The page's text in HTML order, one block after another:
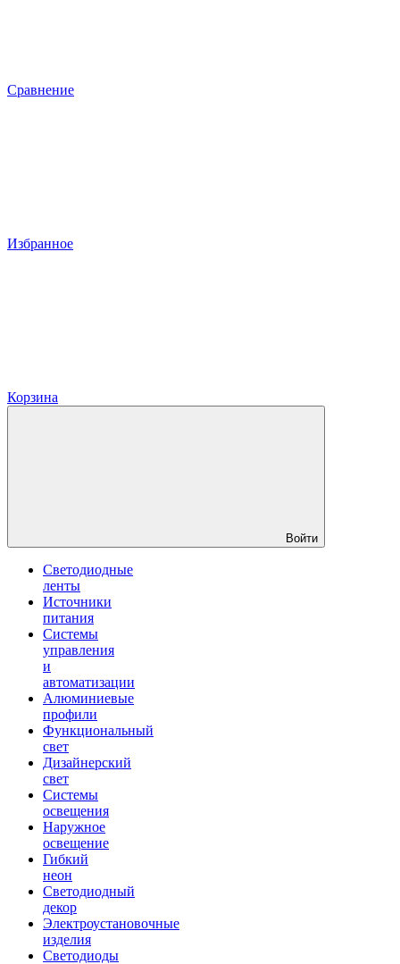
Сравнение
Избранное
Корзина
Войти
Светодиодные
ленты
Источники
питания
Системы
управления
и
автоматизации
Алюминиевые
профили
Функциональный
свет
Дизайнерский
свет
Системы
освещения
Наружное
освещение
Гибкий
неон
Светодиодный
декор
Электроустановочные
изделия
Светодиоды